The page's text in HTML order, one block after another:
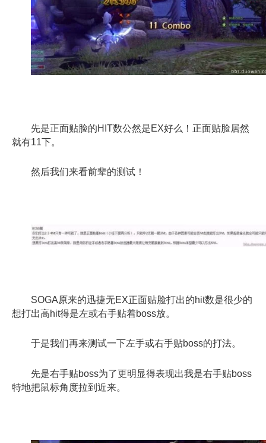
先是正面贴脸的HIT数公然是EX好么！正面贴脸居然
就有11下。
然后我们来看前辈的测试！
SOGA原来的迅捷无EX正面贴脸打出的hit数是很少的
想打出高hit得是左或右手贴着boss放。
于是我们再来测试一下左手或右手贴boss的打法。
先是右手贴boss为了更明显得表现出我是右手贴boss
特地把鼠标角度拉到近来。